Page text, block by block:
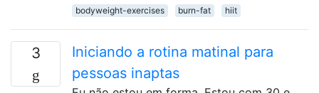
bodyweight-exercises
burn-fat hiit
3
Iniciando a rotina matinal para
pessoas inaptas